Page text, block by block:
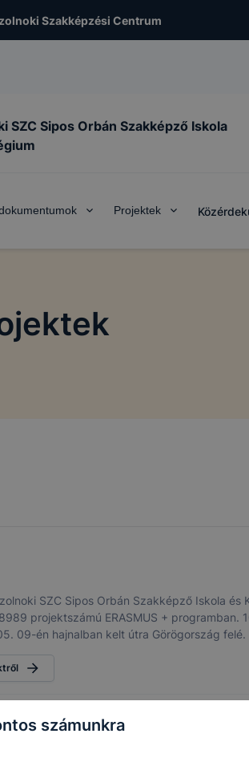
Szakképzési Centrum
SZC Sipos Orbán Szakképző Iskola
Projektek
SZC Sipos Orbán Szakképző Iskola
projektszámú ERASMUS +
09-én hajnalban kelt útra Görögország felé.
számunkra